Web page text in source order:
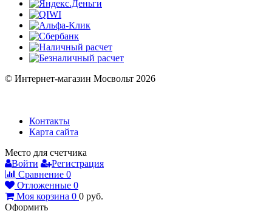
© Интернет-магазин Мосвольт 2026
Контакты
Карта сайта
Место для счетчика
Войти
Регистрация
Сравнение 0
Отложенные 0
Моя корзина 0 0 руб.
Оформить